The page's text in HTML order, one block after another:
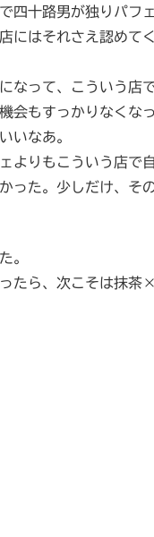
四十路男が独りパフ
にはそれさえ認めて
なって、こういう店
会もすっかりなくな
いなあ。
よりもこういう店で
った。少しだけ、そ
。
たら、次こそは抹茶